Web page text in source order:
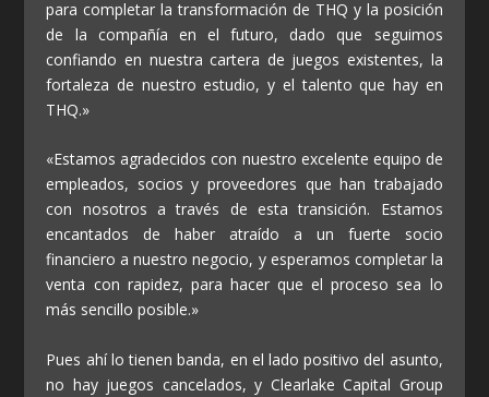
para completar la transformación de THQ y la posición
de la compañía en el futuro, dado que seguimos
confiando en nuestra cartera de juegos existentes, la
fortaleza de nuestro estudio, y el talento que hay en
THQ.»
«Estamos agradecidos con nuestro excelente equipo de
empleados, socios y proveedores que han trabajado
con nosotros a través de esta transición. Estamos
encantados de haber atraído a un fuerte socio
financiero a nuestro negocio, y esperamos completar la
venta con rapidez, para hacer que el proceso sea lo
más sencillo posible.»
Pues ahí lo tienen banda, en el lado positivo del asunto,
no hay juegos cancelados, y Clearlake Capital Group